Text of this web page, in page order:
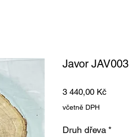
Javor JAV003
3 440,00 Kč
včetně DPH
Druh dřeva *